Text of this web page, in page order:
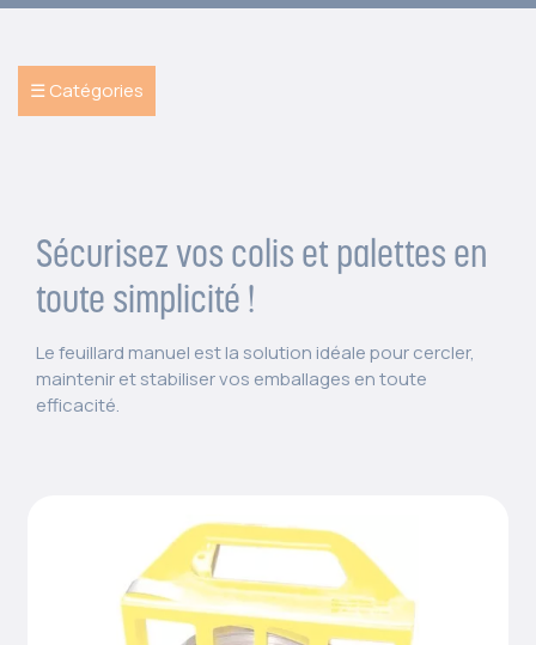
☰ Catégories
Sécurisez vos colis et palettes en
toute simplicité !
Le feuillard manuel est la solution idéale pour cercler,
maintenir et stabiliser vos emballages en toute
efficacité.